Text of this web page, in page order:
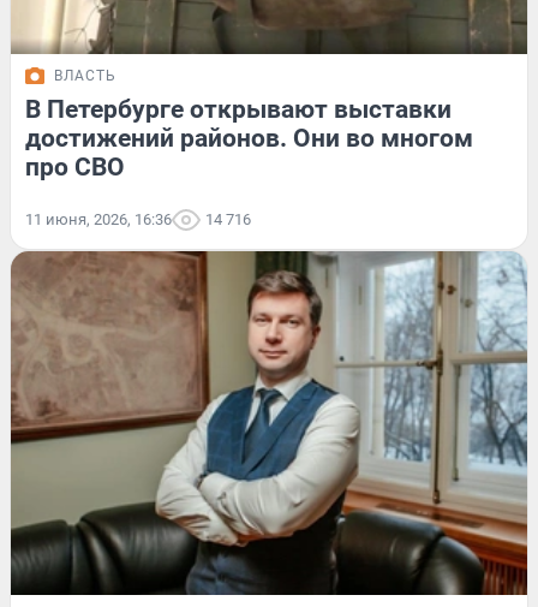
ВЛАСТЬ
В Петербурге открывают выставки
достижений районов. Они во многом
про СВО
11 июня, 2026, 16:36 14 716